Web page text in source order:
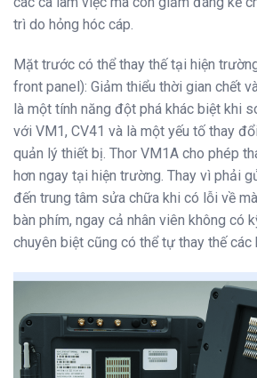
trì do hỏng hóc cáp.
Mặt trước có thể thay thế tại hiện
front panel): Giảm thiểu thời gian chết
là một tính năng đột phá khác biệt khi
với VM1, CV41 và là một yếu tố thay
quản lý thiết bị. Thor VM1A cho phép
hơn ngay tại hiện trường. Thay vì phải
đến trung tâm sửa chữa khi có lỗi về
bàn phím, ngay cả nhân viên không có
chuyên biệt cũng có thể tự thay thế các